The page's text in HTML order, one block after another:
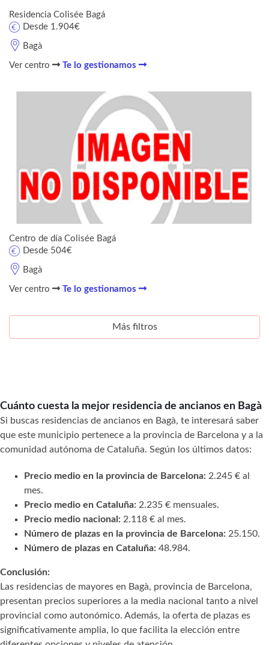
Residencia Colisée Bagá
Bagà
Desde 1.904€
Ver centro Te lo gestionamos
Centro de día Colisée Bagá
Bagà
Desde 504€
Ver centro Te lo gestionamos
Más filtros
Cuánto cuesta la mejor residencia de ancianos en Bagà
Si buscas residencias de ancianos en Bagà, te interesará saber
que este municipio pertenece a la provincia de Barcelona y a la
comunidad autónoma de Cataluña. Según los últimos datos:
Precio medio en la provincia de Barcelona: 2.245 € al
mes.
Precio medio en Cataluña: 2.235 € mensuales.
Precio medio nacional: 2.118 € al mes.
Número de plazas en la provincia de Barcelona: 25.150.
Número de plazas en Cataluña: 48.984.
Conclusión:
Las residencias de mayores en Bagà, provincia de Barcelona,
presentan precios superiores a la media nacional tanto a nivel
provincial como autonómico. Además, la oferta de plazas es
significativamente amplia, lo que facilita la elección entre